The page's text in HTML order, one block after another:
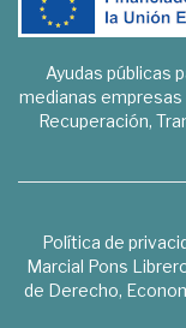
Ayudas públicas
medianas empresas
Recuperación,
Política de
Marcial Pons
de Derecho,